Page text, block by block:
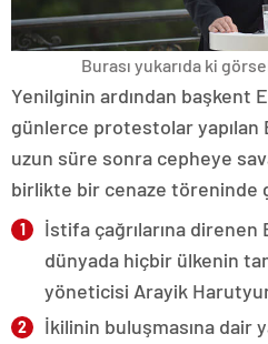
Burası yukarıda ki
Yenilginin ardından başkent
günlerce protestolar yapılan
uzun süre sonra cepheye
birlikte bir cenaze töreninde
İstifa çağrılarına direnen
dünyada hiçbir ülkenin
yöneticisi Arayik
İkilinin buluşmasına dair